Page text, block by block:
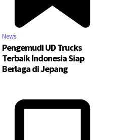
News
Pengemudi UD Trucks
Terbaik Indonesia Siap
Berlaga di Jepang